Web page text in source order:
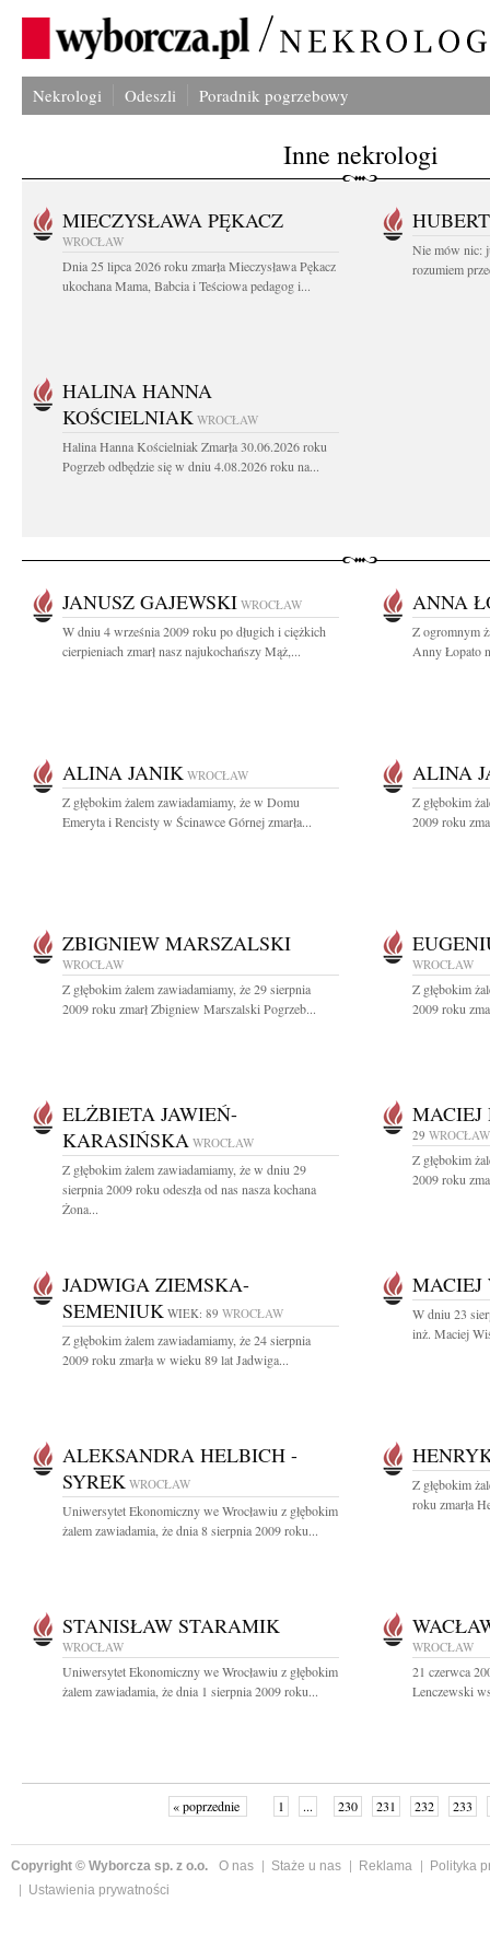
Nekrologi Odeszli Poradnik pogrzebowy
Inne nekrologi
MIECZYSŁAWA PĘKACZ
WROCŁAW
Dnia 25 lipca 2026 roku zmarła Mieczysława Pękacz
ukochana Mama, Babcia i Teściowa pedagog i...
Nie mów nic:
rozumiem
HALINA HANNA
KOŚCIELNIAK WROCŁAW
Halina Hanna Kościelniak Zmarła 30.06.2026 roku
Pogrzeb odbędzie się w dniu 4.08.2026 roku na...
JANUSZ GAJEWSKI WROCŁAW
W dniu 4 września 2009 roku po długich i ciężkich
cierpieniach zmarł nasz najukochańszy Mąż,...
ANNA
Z ogromnym
Anny Łopato
ALINA JANIK WROCŁAW
Z głębokim żalem zawiadamiamy, że w Domu
Emeryta i Rencisty w Ścinawce Górnej zmarła...
ALINA
Z głębokim
2009 roku
ZBIGNIEW MARSZALSKI
WROCŁAW
Z głębokim żalem zawiadamiamy, że 29 sierpnia
2009 roku zmarł Zbigniew Marszalski Pogrzeb...
WROCŁAW
Z głębokim
2009 roku
ELŻBIETA JAWIEŃ-
KARASIŃSKA WROCŁAW
Z głębokim żalem zawiadamiamy, że w dniu 29
sierpnia 2009 roku odeszła od nas nasza kochana
Żona...
MACIEJ
29 WROCŁAW
Z głębokim
2009 roku
JADWIGA ZIEMSKA-
SEMENIUK WIEK: 89 WROCŁAW
Z głębokim żalem zawiadamiamy, że 24 sierpnia
2009 roku zmarła w wieku 89 lat Jadwiga...
MACIEJ
W dniu 23
inż. Maciej
ALEKSANDRA HELBICH -
SYREK WROCŁAW
Uniwersytet Ekonomiczny we Wrocławiu z głębokim
żalem zawiadamia, że dnia 8 sierpnia 2009 roku...
Z głębokim
roku zmarła
STANISŁAW STARAMIK
WROCŁAW
Uniwersytet Ekonomiczny we Wrocławiu z głębokim
żalem zawiadamia, że dnia 1 sierpnia 2009 roku...
WROCŁAW
21 czerwca
Lenczewski
« poprzednie 1 ... 230 231 232 233
Copyright © Wyborcza sp. z o.o. O nas Staże u nas Reklama
Polityka
Ustawienia prywatności